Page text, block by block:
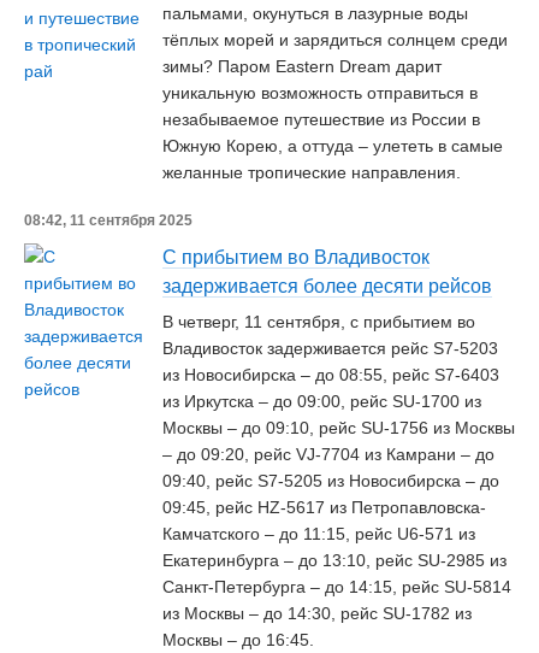
пальмами, окунуться в лазурные воды
тёплых морей и зарядиться солнцем среди
зимы? Паром Eastern Dream дарит
уникальную возможность отправиться в
незабываемое путешествие из России в
Южную Корею, а оттуда – улететь в самые
желанные тропические направления.
08:42, 11 сентября 2025
С прибытием во Владивосток
задерживается более десяти рейсов
В четверг, 11 сентября, с прибытием во
Владивосток задерживается рейс S7-5203
из Новосибирска – до 08:55, рейс S7-6403
из Иркутска – до 09:00, рейс SU-1700 из
Москвы – до 09:10, рейс SU-1756 из Москвы
– до 09:20, рейс VJ-7704 из Камрани – до
09:40, рейс S7-5205 из Новосибирска – до
09:45, рейс HZ-5617 из Петропавловска-
Камчатского – до 11:15, рейс U6-571 из
Екатеринбурга – до 13:10, рейс SU-2985 из
Санкт-Петербурга – до 14:15, рейс SU-5814
из Москвы – до 14:30, рейс SU-1782 из
Москвы – до 16:45.